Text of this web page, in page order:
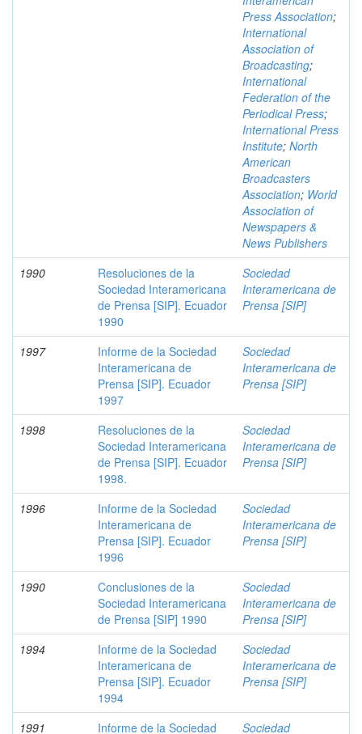
Press Association;
International
Association of
Broadcasting;
International
Federation of the
Periodical Press;
International Press
Institute; North
American
Broadcasters
Association; World
Association of
Newspapers &
News Publishers
1990
Resoluciones de la
Sociedad Interamericana
de Prensa [SIP]. Ecuador
1990
Sociedad
Interamericana de
Prensa [SIP]
1997
Informe de la Sociedad
Interamericana de
Prensa [SIP]. Ecuador
1997
Sociedad
Interamericana de
Prensa [SIP]
1998
Resoluciones de la
Sociedad Interamericana
de Prensa [SIP]. Ecuador
1998.
Sociedad
Interamericana de
Prensa [SIP]
1996
Informe de la Sociedad
Interamericana de
Prensa [SIP]. Ecuador
1996
Sociedad
Interamericana de
Prensa [SIP]
1990
Conclusiones de la
Sociedad Interamericana
de Prensa [SIP] 1990
Sociedad
Interamericana de
Prensa [SIP]
1994
Informe de la Sociedad
Interamericana de
Prensa [SIP]. Ecuador
1994
Sociedad
Interamericana de
Prensa [SIP]
1991 Informe de la Sociedad Sociedad